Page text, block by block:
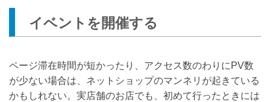
イベントを開催する
ページ滞在時間が短かったり、アクセス数のわりにPV数
が少ない場合は、ネットショップのマンネリが起きている
かもしれない。実店舗のお店でも、初めて行ったときには